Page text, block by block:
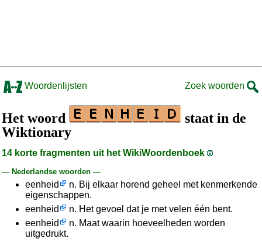
Woordenlijsten Zoek woorden
Het woord
staat in de
Wiktionary
14 korte fragmenten uit het WikiWoordenboek
— Nederlandse woorden —
eenheid
n. Bij elkaar horend geheel met kenmerkende
eigenschappen.
eenheid
n. Het gevoel dat je met velen één bent.
eenheid
n. Maat waarin hoeveelheden worden
uitgedrukt.